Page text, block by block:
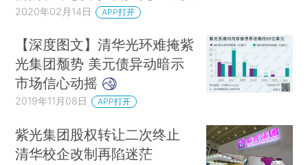
2020年02月14日 APP打开
【深度图文】清华光环难掩紫
光集团颓势 美元债异动暗示
市场信心动摇
2019年11月08日 APP打开
紫光集团股权转让二次终止
清华校企改制再陷迷茫